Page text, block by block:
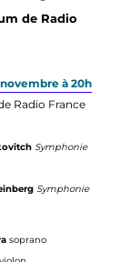
de Radio
à 20h
Radio France
Symphonie
Symphonie
soprano